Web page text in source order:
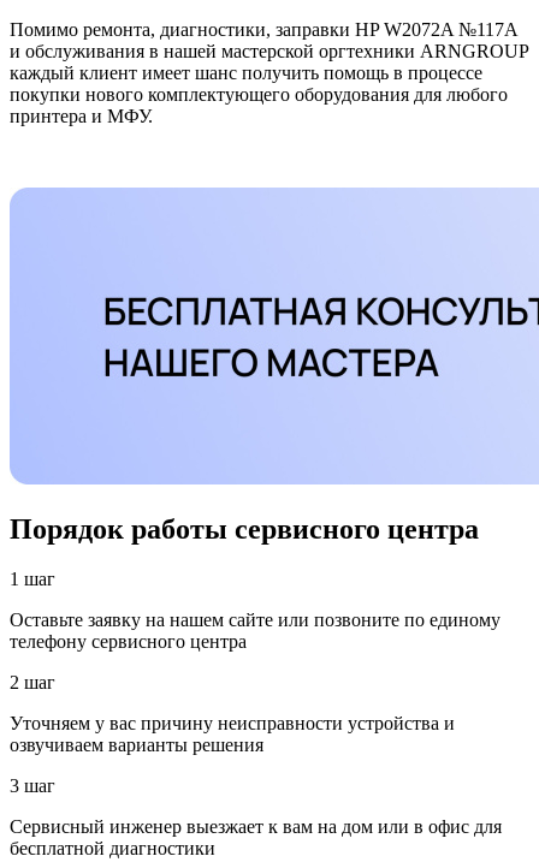
Помимо ремонта, диагностики, заправки HP W2072A №117A
и обслуживания в нашей мастерской оргтехники ARNGROUP
каждый клиент имеет шанс получить помощь в процессе
покупки нового комплектующего оборудования для любого
принтера и МФУ.
Порядок работы сервисного центра
1 шаг
Оставьте заявку на нашем сайте или позвоните по единому
телефону сервисного центра
2 шаг
Уточняем у вас причину неисправности устройства и
озвучиваем варианты решения
3 шаг
Сервисный инженер выезжает к вам на дом или в офис для
бесплатной диагностики